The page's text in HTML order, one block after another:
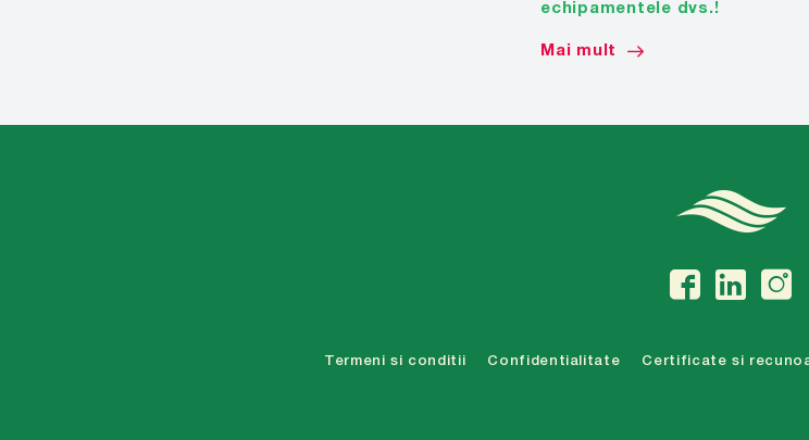
echipamentele dvs.!
Mai mult
Termeni si conditii Confidentialitate Certificate si